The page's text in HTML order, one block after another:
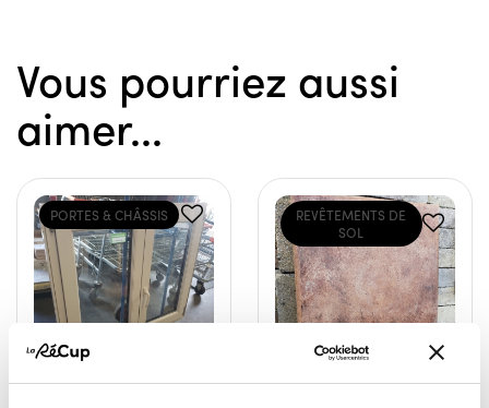
Vous pourriez aussi
aimer...
PORTES & CHÂSSIS
REVÊTEMENTS DE
SOL